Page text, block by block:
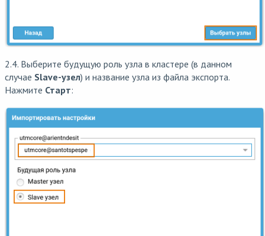
2.4. Выберите будущую роль узла в кластере (в данном
случае Slave-узел) и название узла из файла экспорта.
Нажмите Старт: